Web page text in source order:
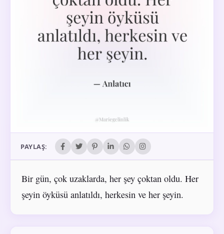
PAYLAŞ:
Bir gün, çok uzaklarda, her şey çoktan oldu. Her
şeyin öyküsü anlatıldı, herkesin ve her şeyin.